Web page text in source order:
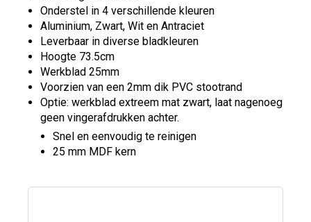
Onderstel in 4 verschillende kleuren
Aluminium, Zwart, Wit en Antraciet
Leverbaar in diverse bladkleuren
Hoogte 73.5cm
Werkblad 25mm
Voorzien van een 2mm dik PVC stootrand
Optie: werkblad extreem mat zwart, laat nagenoeg
geen vingerafdrukken achter.
Snel en eenvoudig te reinigen
25 mm MDF kern